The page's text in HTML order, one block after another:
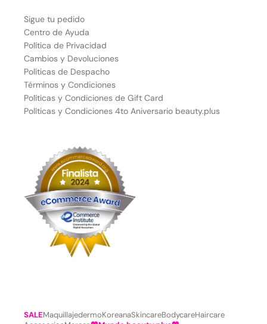
Sigue tu pedido
Centro de Ayuda
Política de Privacidad
Cambios y Devoluciones
Políticas de Despacho
Términos y Condiciones
Políticas y Condiciones de Gift Card
Políticas y Condiciones 4to Aniversario beauty.plus
SALEMaquillajedermoKoreanaSkincareBodycareHaircare